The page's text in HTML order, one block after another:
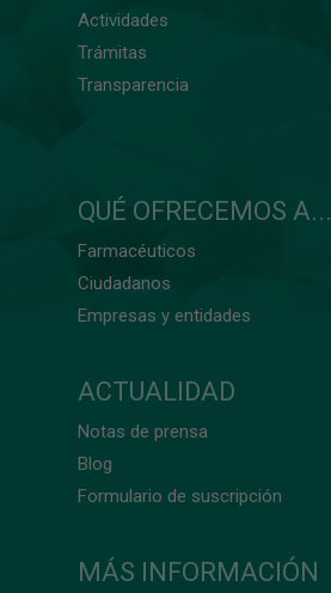
Actividades
Trámitas
Transparencia
QUÉ OFRECEMOS A...
Farmacéuticos
Ciudadanos
Empresas y entidades
ACTUALIDAD
Notas de prensa
Blog
Formulario de suscripción
MÁS INFORMACIÓN